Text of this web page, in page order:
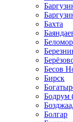
Бахта
Бесов
Бирск
Бодрум
Болгар